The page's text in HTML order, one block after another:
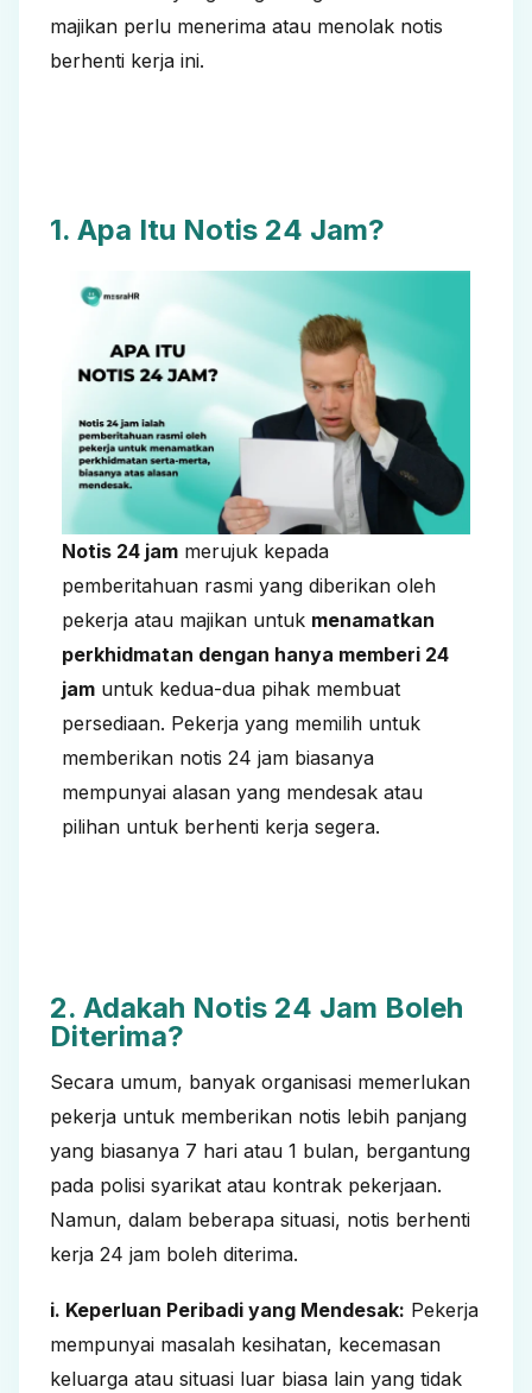
majikan perlu menerima atau menolak notis
berhenti kerja ini.
1. Apa Itu Notis 24 Jam?
Notis 24 jam merujuk kepada
pemberitahuan rasmi yang diberikan oleh
pekerja atau majikan untuk menamatkan
perkhidmatan dengan hanya memberi 24
jam untuk kedua-dua pihak membuat
persediaan. Pekerja yang memilih untuk
memberikan notis 24 jam biasanya
mempunyai alasan yang mendesak atau
pilihan untuk berhenti kerja segera.
2. Adakah Notis 24 Jam Boleh
Diterima?
Secara umum, banyak organisasi memerlukan
pekerja untuk memberikan notis lebih panjang
yang biasanya 7 hari atau 1 bulan, bergantung
pada polisi syarikat atau kontrak pekerjaan.
Namun, dalam beberapa situasi, notis berhenti
kerja 24 jam boleh diterima.
i. Keperluan Peribadi yang Mendesak: Pekerja
mempunyai masalah kesihatan, kecemasan
keluarga atau situasi luar biasa lain yang tidak